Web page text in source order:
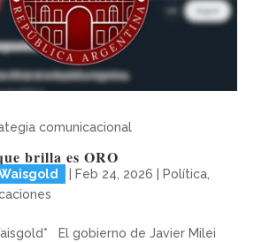
comunicacional
brilla es ORO
Feb 24, 2026 Política,
El gobierno de Javier Milei